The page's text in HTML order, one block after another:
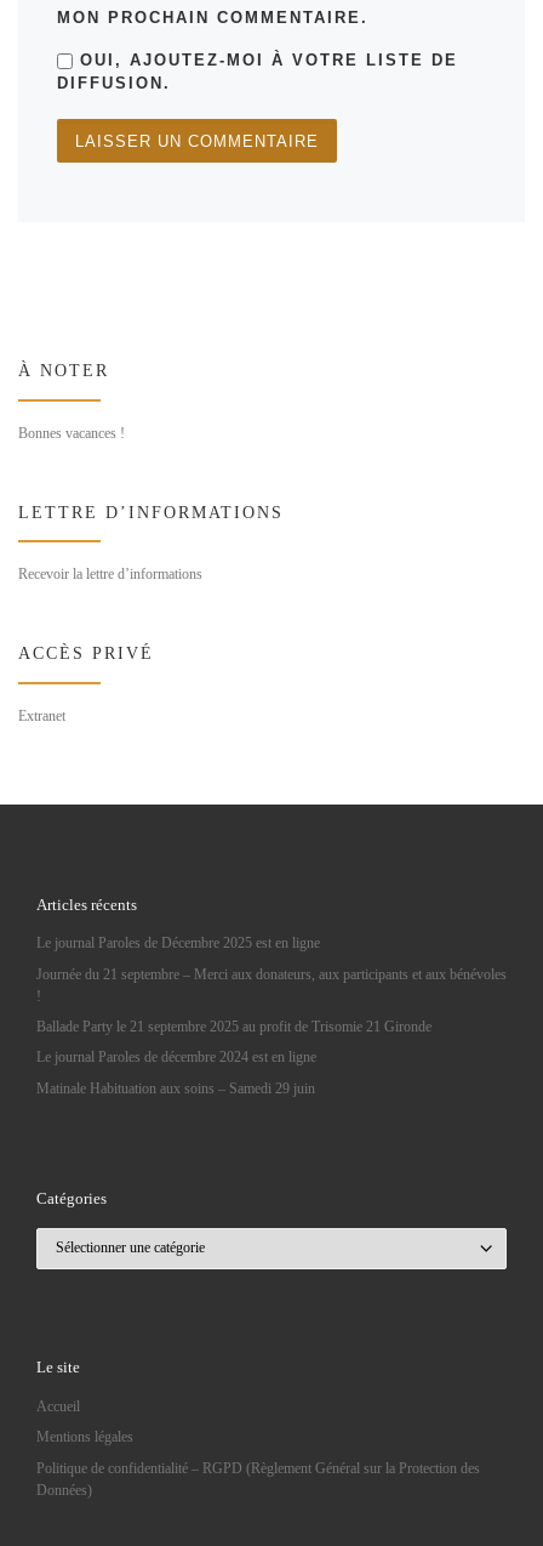
MON PROCHAIN COMMENTAIRE.
OUI, AJOUTEZ-MOI À VOTRE LISTE DE
DIFFUSION.
À NOTER
Bonnes vacances !
LETTRE D’INFORMATIONS
Recevoir la lettre d’informations
ACCÈS PRIVÉ
Extranet
Articles récents
Le journal Paroles de Décembre 2025 est en ligne
Journée du 21 septembre – Merci aux donateurs, aux participants et aux bénévoles
!
Ballade Party le 21 septembre 2025 au profit de Trisomie 21 Gironde
Le journal Paroles de décembre 2024 est en ligne
Matinale Habituation aux soins – Samedi 29 juin
Catégories
Le site
Accueil
Mentions légales
Politique de confidentialité – RGPD (Règlement Général sur la Protection des
Données)